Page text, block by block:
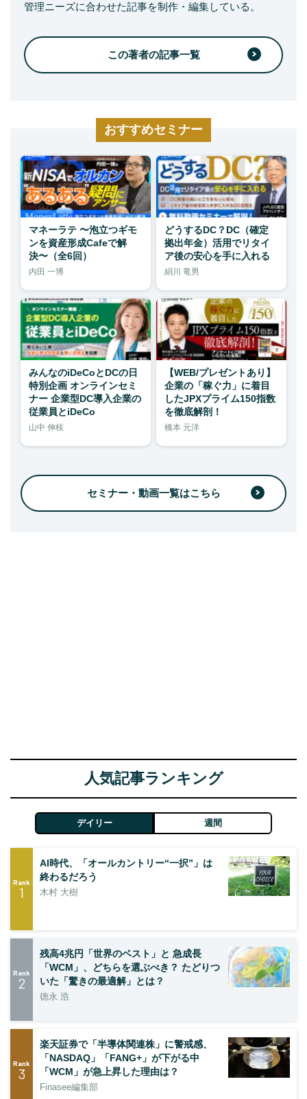
管理ニーズに合わせた記事を制作・編集している。
この著者の記事一覧
おすすめセミナー
マネーラテ 〜泡立つギモ
ンを資産形成Cafeで解
決〜（全6回）
内田 一博
どうするDC？DC（確定
拠出年金）活用でリタイ
ア後の安心を手に入れる
絹川 竜男
みんなのiDeCoとDCの日
特別企画 オンラインセミ
ナー 企業型DC導入企業の
従業員とiDeCo
山中 伸枝
【WEB/プレゼントあり】
企業の「稼ぐ力」に着目
したJPXプライム150指数
を徹底解剖！
橋本 元洋
セミナー・動画一覧はこちら
人気記事ランキング
デイリー 週間
Rank
1
AI時代、「オールカントリー“一択”」は
終わるだろう
木村 大樹
Rank
2
残高4兆円「世界のベスト」と 急成長
「WCM」、どちらを選ぶべき？ たどりつ
いた「驚きの最適解」とは？
徳永 浩
Rank
3
楽天証券で「半導体関連株」に警戒感、
「NASDAQ」「FANG+」が下がる中
「WCM」が急上昇した理由は？
Finasee編集部